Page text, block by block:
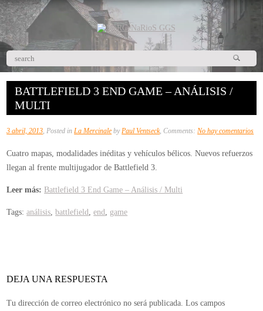
BATTLEFIELD 3 END GAME – ANÁLISIS /
MULTI
3 abril, 2013, Posted inLa Mercinale byPaul Ventseck, Comments:No hay comentariosen
Cuatro mapas, modalidades inéditas y vehículos bélicos. Nuevos refuerzos
llegan al frente multijugador de Battlefield 3.
Leer más: Battlefield 3 End Game – Análisis / Multi
Tags:análisis,battlefield,end, game
DEJA UNA RESPUESTA
Tu dirección de correo electrónico no será publicada. Los campos